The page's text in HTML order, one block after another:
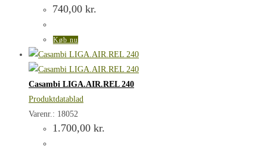
740,00 kr.
Køb nu
Casambi LIGA.AIR.REL 240
Produktdatablad
Varenr.: 18052
1.700,00 kr.